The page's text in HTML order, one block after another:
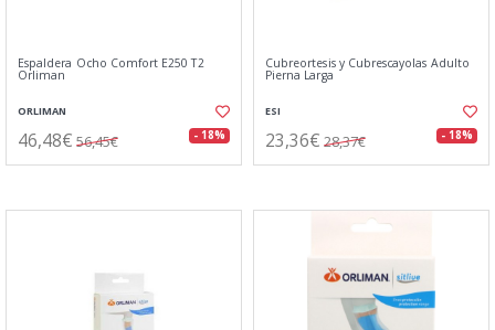
Espaldera Ocho Comfort E250 T2
Orliman
ORLIMAN
46,48€ 56,45€ - 18%
Cubreortesis y Cubrescayolas Adulto
Pierna Larga
ESI
23,36€ 28,37€ - 18%